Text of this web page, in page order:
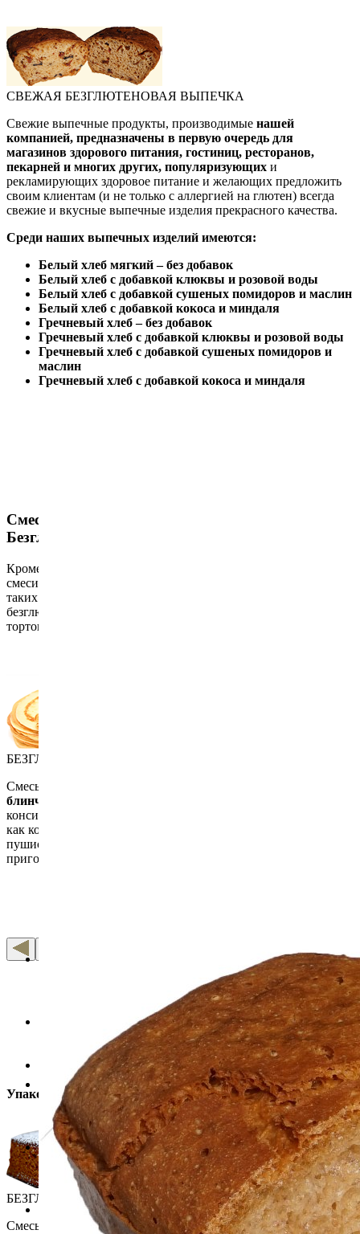
СВЕЖАЯ БЕЗГЛЮТЕНОВАЯ ВЫПЕЧКА
Свежие выпечные продукты, производимые нашей
компанией, предназначены в первую очередь для
магазинов здорового питания, гостиниц, ресторанов,
пекарней и многих других, популяризующих и
рекламирующих здоровое питание и желающих предложить
своим клиентам (и не только с аллергией на глютен) всегда
свежие и вкусные выпечные изделия прекрасного качества.
Среди наших выпечных изделий имеются:
Белый хлеб мягкий – без добавок
Белый хлеб с добавкой клюквы и розовой воды
Белый хлеб с добавкой сушеных помидоров и маслин
Белый хлеб с добавкой кокоса и миндаля
Гречневый хлеб – без добавок
Гречневый хлеб с добавкой клюквы и розовой воды
Гречневый хлеб с добавкой сушеных помидоров и
маслин
Гречневый хлеб с добавкой кокоса и миндаля
Смеси для Безглютеновых тортов и пирогов,
Безглютеновые бельгийские вафли и блинчики
Кроме того мы предлагаем кондитерские Безглютеновые
смеси – полезные для здоровья, простые в приготовлении
таких изделий, как безглютеновые бельгийские вафли,
безглютеновые блинчики и широкий ассортимент пирогов и
тортов.
БЕЗГЛЮТЕНОВЫЕ БЛИНЧИКИ
Смесь для изготовления отличных
блинчиков.
консистенцию для изготовления блинчиков. Наши блинчики,
как конечный продукт – вкусные, золотистого цвета,
пушистые и очень деликатные. Прекрасно подходят для
приготовления, как сладкое так и несладкое блюдо.
Упаковка: 0,5 кг, 10 кг
БЕЗГЛЮТЕНОВЫЙ МЕДОВЫЙ ПИРОГ
Смесь для приготовления безглютеновых медовых пирогов